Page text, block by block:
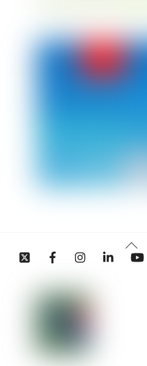
Back
To
Twitter Facebook InstagramLinkedin